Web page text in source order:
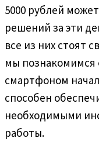
5000 рублей
решений за эти
все из них стоят
мы
смартфоном
способен
необходимыми
работы.